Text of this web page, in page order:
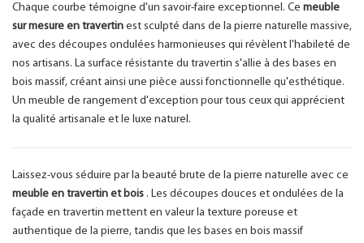
Chaque courbe témoigne d'un savoir-faire exceptionnel. Ce meuble
sur mesure en travertin est sculpté dans de la pierre naturelle massive,
avec des découpes ondulées harmonieuses qui révèlent l'habileté de
nos artisans. La surface résistante du travertin s'allie à des bases en
bois massif, créant ainsi une pièce aussi fonctionnelle qu'esthétique.
Un meuble de rangement d'exception pour tous ceux qui apprécient
la qualité artisanale et le luxe naturel.
Laissez-vous séduire par la beauté brute de la pierre naturelle avec ce
meuble en travertin et bois . Les découpes douces et ondulées de la
façade en travertin mettent en valeur la texture poreuse et
authentique de la pierre, tandis que les bases en bois massif